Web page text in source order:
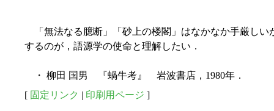
「無法なる臆断」「砂上の楼閣」はなかなか手厳しい
するのが，語源学の使命と理解したい．
・ 柳田 国男 『蝸牛考』 岩波書店，1980年．
[ 固定リンク | 印刷用ページ ]